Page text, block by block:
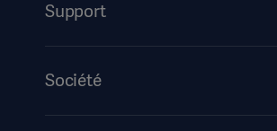
Support
Événements
Société